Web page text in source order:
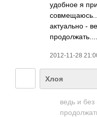
удобное я
актуально -
2012-11-28
Хлоя
ведь и